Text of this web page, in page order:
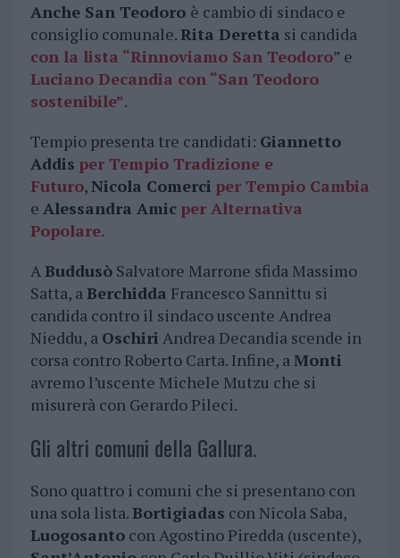
Anche San Teodoro è cambio di sindaco e
consiglio comunale.Rita Deretta si candida
con la lista “Rinnoviamo San Teodoro” e
Luciano Decandia con “San Teodoro
sostenibile”.
Tempio presenta tre candidati: Giannetto
Addis per Tempio Tradizione e
Futuro,Nicola Comerci per Tempio Cambia
e Alessandra Amic per Alternativa
Popolare.
ABuddusòSalvatore Marrone sfida Massimo
Satta, aBerchidda Francesco Sannittu si
candida contro il sindaco uscente Andrea
Nieddu, a Oschiri Andrea Decandia scende in
corsa contro Roberto Carta. Infine, aMonti
avremo l’uscente Michele Mutzu che si
misurerà con Gerardo Pileci.
Gli altri comuni della Gallura.
Sono quattro i comuni che si presentano con
una sola lista.Bortigiadas con Nicola Saba,
Luogosantocon Agostino Piredda (uscente),